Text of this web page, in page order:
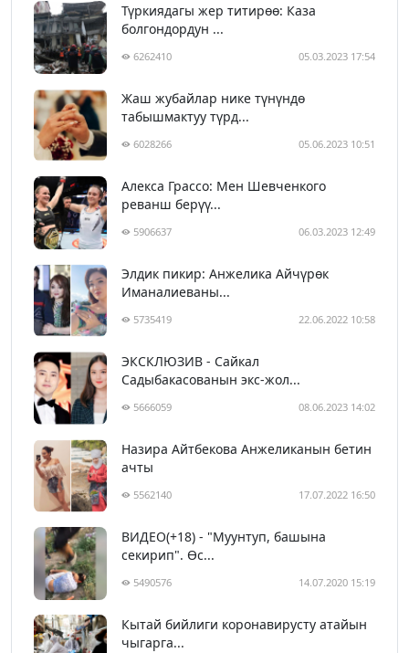
Түркиядагы жер титирөө: Каза
болгондордун ...
6262410 05.03.2023 17:54
Жаш жубайлар нике түнүндө
табышмактуу түрд...
6028266 05.06.2023 10:51
Алекса Грассо: Мен Шевченкого
реванш берүү...
5906637 06.03.2023 12:49
Элдик пикир: Анжелика Айчүрөк
Иманалиеваны...
5735419 22.06.2022 10:58
ЭКСКЛЮЗИВ - Сайкал
Садыбакасованын экс-жол...
5666059 08.06.2023 14:02
Назира Айтбекова Анжеликанын бетин
ачты
5562140 17.07.2022 16:50
ВИДЕО(+18) - "Муунтуп, башына
секирип". Өс...
5490576 14.07.2020 15:19
Кытай бийлиги коронавирусту атайын
чыгарга...